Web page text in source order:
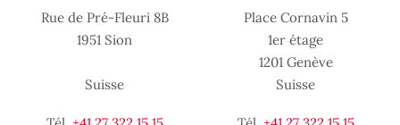
Rue de Pré-Fleuri 8B
1951 Sion
Suisse
Place Cornavin 5
1er étage
1201 Genève
Suisse